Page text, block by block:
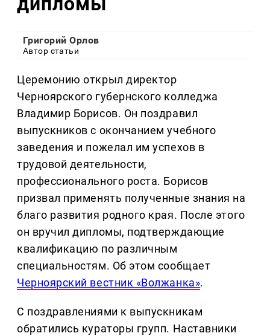
Григорий Орлов
Автор статьи
Церемонию открыл директор
Черноярского губернского колледжа
Владимир Борисов. Он поздравил
выпускников с окончанием учебного
заведения и пожелал им успехов в
трудовой деятельности,
профессионального роста. Борисов
призвал применять полученные знания на
благо развития родного края. После этого
он вручил дипломы, подтверждающие
квалификацию по различным
специальностям. Об этом сообщает
Черноярский вестник «Волжанка».
С поздравлениями к выпускникам
обратились кураторы групп. Наставники